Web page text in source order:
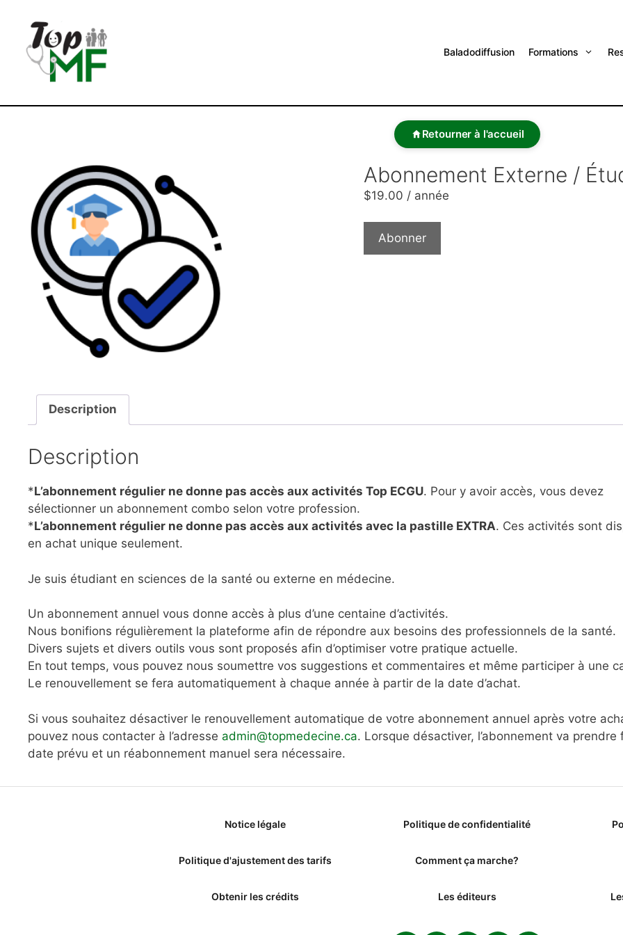
Baladodiffusion Formations
Retourner à l'accueil
Abonnement Externe /
$19.00 / année
Abonner
Description
Description
*L’abonnement régulier ne donne pas accès aux activités Top ECGU. Pour y avoir accès, vous devez
sélectionner un abonnement combo selon votre profession.
*L’abonnement régulier ne donne pas accès aux activités avec la pastille EXTRA. Ces activités sont
en achat unique seulement.
Je suis étudiant en sciences de la santé ou externe en médecine.
Un abonnement annuel vous donne accès à plus d’une centaine d’activités.
Nous bonifions régulièrement la plateforme afin de répondre aux besoins des professionnels de la santé.
Divers sujets et divers outils vous sont proposés afin d’optimiser votre pratique actuelle.
En tout temps, vous pouvez nous soumettre vos suggestions et commentaires et même participer à une
Le renouvellement se fera automatiquement à chaque année à partir de la date d’achat.
Si vous souhaitez désactiver le renouvellement automatique de votre abonnement annuel après votre
pouvez nous contacter à l’adresse admin@topmedecine.ca. Lorsque désactiver, l’abonnement va prendre
date prévu et un réabonnement manuel sera nécessaire.
Notice légale Politique de confidentialité
Politique d'ajustement des tarifs Comment ça marche?
Obtenir les crédits Les éditeurs